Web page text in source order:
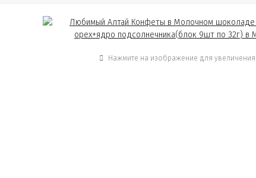
Нажмите на изображение для увеличения